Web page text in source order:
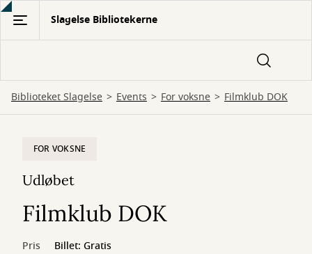
Gå
hovedindhold
Slagelse Bibliotekerne
Biblioteket Slagelse Events For voksne Filmklub DOK
FOR VOKSNE
Udløbet
Filmklub DOK
Pris
Billet: Gratis